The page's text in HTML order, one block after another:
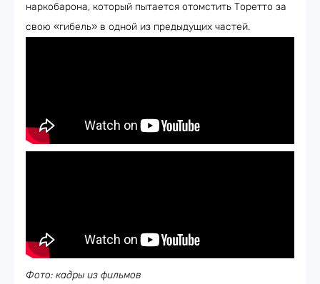
наркобарона, который пытается отомстить Торетто за
свою «гибель» в одной из предыдущих частей.
Фото: кадры из фильмов